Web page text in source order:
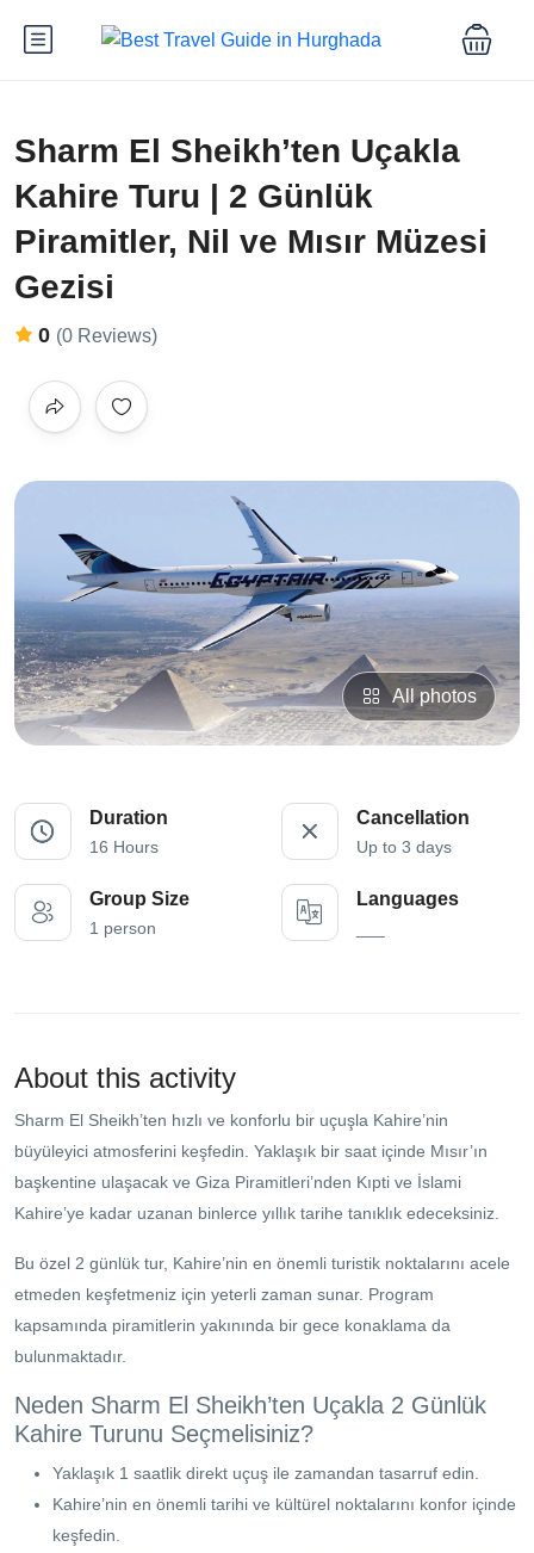
Sharm El Sheikh’ten Uçakla
Kahire Turu | 2 Günlük
Piramitler, Nil ve Mısır Müzesi
Gezisi
0 (0 Reviews)
All photos
Duration
16 Hours
Cancellation
Up to 3 days
Group Size
1 person
Languages
About this activity
Sharm El Sheikh’ten hızlı ve konforlu bir uçuşla Kahire’nin
büyüleyici atmosferini keşfedin. Yaklaşık bir saat içinde Mısır’ın
başkentine ulaşacak ve Giza Piramitleri’nden Kıpti ve İslami
Kahire’ye kadar uzanan binlerce yıllık tarihe tanıklık edeceksiniz.
Bu özel 2 günlük tur, Kahire’nin en önemli turistik noktalarını acele
etmeden keşfetmeniz için yeterli zaman sunar. Program
kapsamında piramitlerin yakınında bir gece konaklama da
bulunmaktadır.
Neden Sharm El Sheikh’ten Uçakla 2 Günlük
Kahire Turunu Seçmelisiniz?
Yaklaşık 1 saatlik direkt uçuş ile zamandan tasarruf edin.
Kahire’nin en önemli tarihi ve kültürel noktalarını konfor içinde
keşfedin.